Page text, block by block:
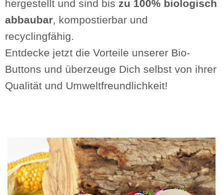
hergestellt und sind bis zu 100% biologisch
abbaubar, kompostierbar und
recyclingfähig.
Entdecke jetzt die Vorteile unserer Bio-
Buttons und überzeuge Dich selbst von ihrer
Qualität und Umweltfreundlichkeit!